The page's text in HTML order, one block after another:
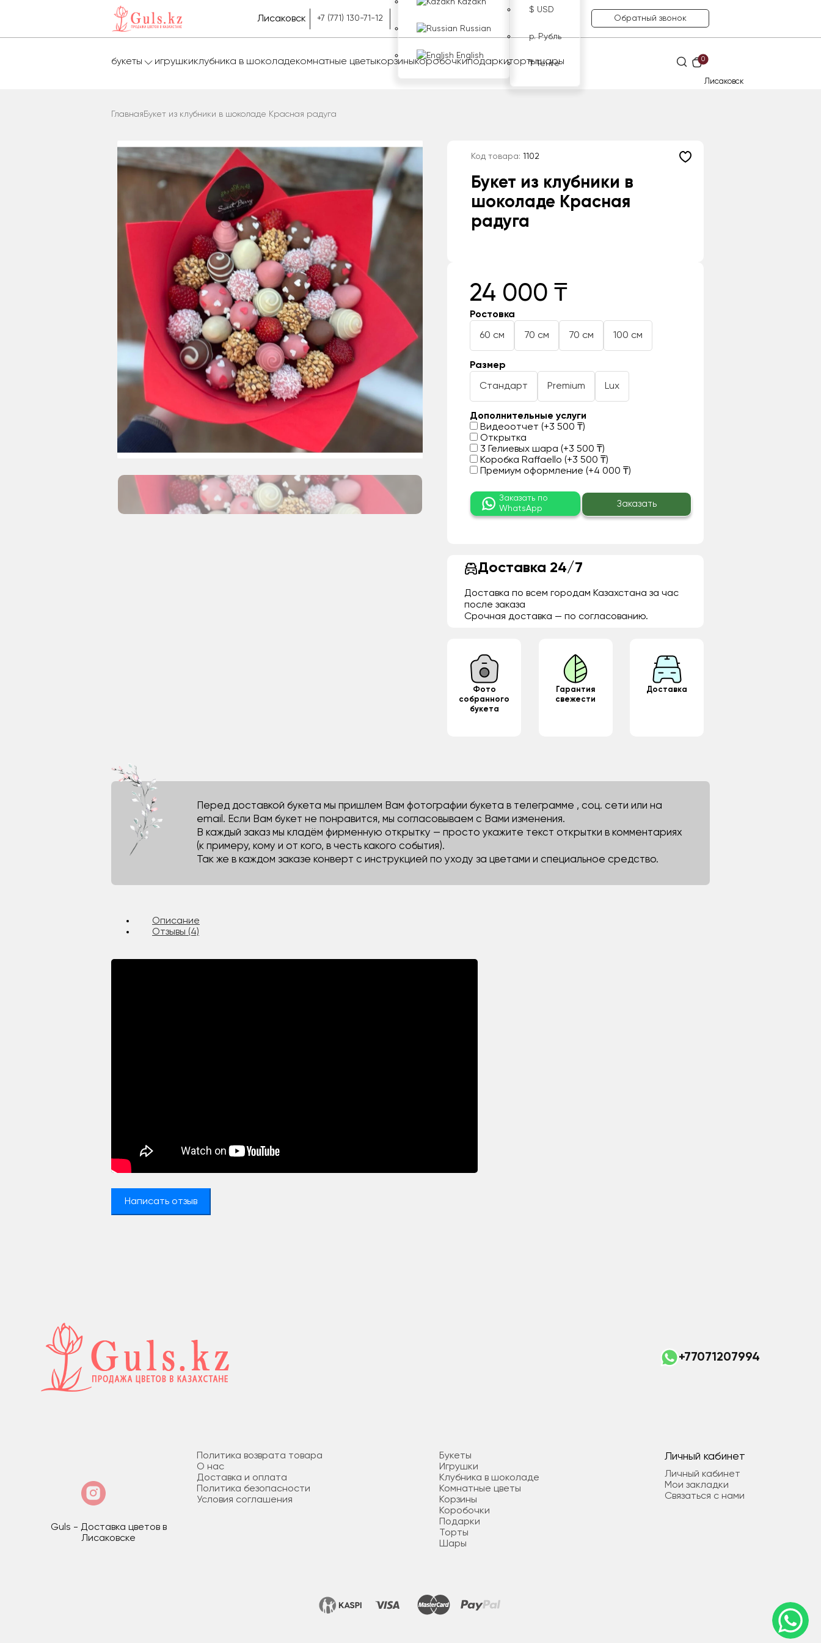
Лисаковск +7 (771) 130-71-12
Kazakh
Russian
English
$ USD
р. Рубль
₸ Тенге
Обратный звонок
букеты игрушкиклубника в шоколадекомнатные цветыкорзиныкоробочкиподаркитортышары 0
Лисаковск
Главная Букет из клубники в шоколаде Красная радуга
Код товара: 1102
Букет из клубники в
шоколаде Красная
радуга
24 000 ₸
Ростовка
60 см 70 см 70 см 100 см
Размер
Стандарт Premium Lux
Дополнительные услуги
Видеоотчет (+3 500 ₸)
Открытка
3 Гелиевых шара (+3 500 ₸)
Коробка Raffaello (+3 500 ₸)
Премиум оформление (+4 000 ₸)
Заказать по
WhatsApp
Заказать
Доставка 24/7
Доставка по всем городам Казахстана за час
после заказа
Срочная доставка — по согласованию.
Фото
собранного
букета
Гарантия
свежести
Доставка
Перед доставкой букета мы пришлем Вам фотографии букета в телеграмме , соц. сети или на
email. Если Вам букет не понравится, мы согласовываем с Вами изменения.
В каждый заказ мы кладём фирменную открытку — просто укажите текст открытки в комментариях
(к примеру, кому и от кого, в честь какого события).
Так же в каждом заказе конверт с инструкцией по уходу за цветами и специальное средство.
Описание
Отзывы (4)
Написать отзыв
+77071207994
Guls - Доставка цветов в
Лисаковске
Политика возврата товара
О нас
Доставка и оплата
Политика безопасности
Условия соглашения
Букеты
Игрушки
Клубника в шоколаде
Комнатные цветы
Корзины
Коробочки
Подарки
Торты
Шары
Личный кабинет
Личный кабинет
Мои закладки
Связаться с нами